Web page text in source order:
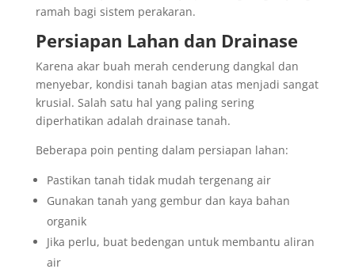
ramah bagi sistem perakaran.
Persiapan Lahan dan Drainase
Karena akar buah merah cenderung dangkal dan
menyebar, kondisi tanah bagian atas menjadi sangat
krusial. Salah satu hal yang paling sering
diperhatikan adalah drainase tanah.
Beberapa poin penting dalam persiapan lahan:
Pastikan tanah tidak mudah tergenang air
Gunakan tanah yang gembur dan kaya bahan
organik
Jika perlu, buat bedengan untuk membantu aliran
air